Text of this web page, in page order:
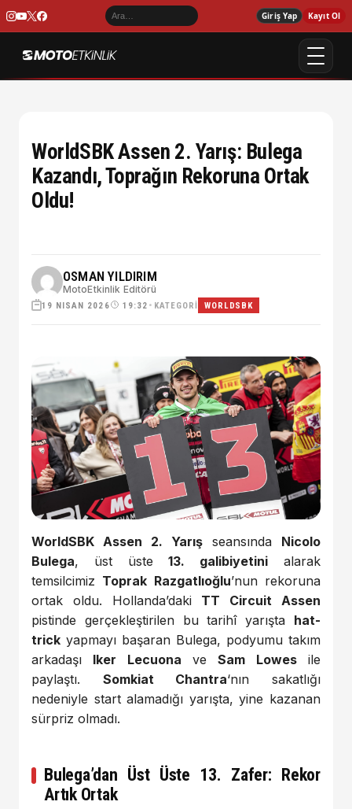
Giriş Yap Kayıt Ol
WorldSBK Assen 2. Yarış: Bulega
Kazandı, Toprağın Rekoruna Ortak
Oldu!
OSMAN YILDIRIM
MotoEtkinlik Editörü
19 NISAN 2026 19:32 • KATEGORI WORLDSBK
WorldSBK Assen 2. Yarış seansında Nicolo
Bulega, üst üste13. galibiyetini alarak
temsilcimiz Toprak Razgatlıoğlu’nun rekoruna
ortak oldu. Hollanda’daki TT Circuit Assen
pistinde gerçekleştirilen bu tarihî yarışta hat-
trick yapmayı başaran Bulega, podyumu takım
arkadaşı Iker Lecuona veSam Lowesile
paylaştı. Somkiat Chantra‘nın sakatlığı
nedeniyle start alamadığı yarışta, yine kazanan
sürpriz olmadı.
Bulega’dan Üst Üste 13. Zafer: Rekor
Artık Ortak